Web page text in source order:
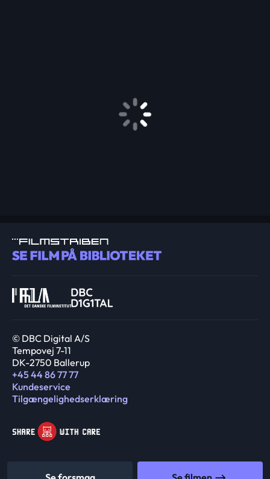
© DBC Digital A/S
Tempovej 7-11
DK-2750 Ballerup
+45 44 86 77 77
Kundeservice
Tilgængelighedserklæring